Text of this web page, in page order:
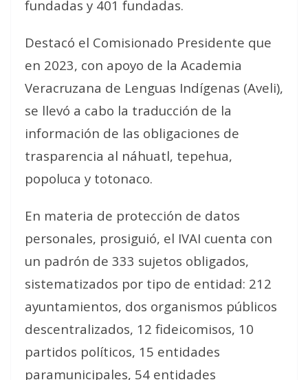
fundadas y 401 fundadas.
Destacó el Comisionado Presidente que
en 2023, con apoyo de la Academia
Veracruzana de Lenguas Indígenas (Aveli),
se llevó a cabo la traducción de la
información de las obligaciones de
trasparencia al náhuatl, tepehua,
popoluca y totonaco.
En materia de protección de datos
personales, prosiguió, el IVAI cuenta con
un padrón de 333 sujetos obligados,
sistematizados por tipo de entidad: 212
ayuntamientos, dos organismos públicos
descentralizados, 12 fideicomisos, 10
partidos políticos, 15 entidades
paramunicipales, 54 entidades